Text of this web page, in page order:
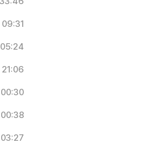
09:31
05:24
21:06
00:30
00:38
03:27